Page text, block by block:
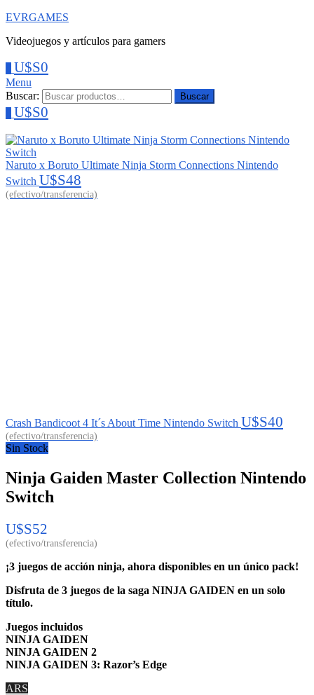
EVRGAMES
Videojuegos y artículos para gamers
U$S0
Menu
Buscar:
Buscar
U$S0
Naruto x Boruto Ultimate Ninja Storm Connections Nintendo
Switch U$S48
Crash Bandicoot 4 It´s About Time Nintendo Switch U$S40
Sin Stock
Ninja Gaiden Master Collection Nintendo
Switch
U$S52
¡3 juegos de acción ninja, ahora disponibles en un único pack!
Disfruta de 3 juegos de la saga NINJA GAIDEN en un solo
título.
Juegos incluidos
NINJA GAIDEN
NINJA GAIDEN 2
NINJA GAIDEN 3: Razor’s Edge
ARS